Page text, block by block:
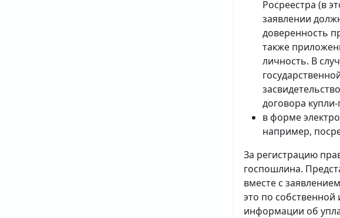
Росреестра (в
заявлении
доверенность
также
личность. В
договора
в форме
например,
За регистрацию
госпошлина.
вместе с
это по собственной
информации об